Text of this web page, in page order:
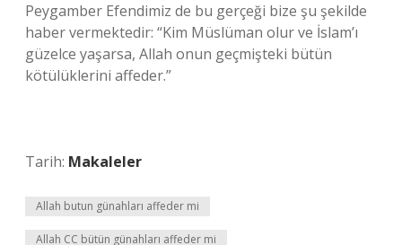
Peygamber Efendimiz de bu gerçeği bize şu şekilde
haber vermektedir: “Kim Müslüman olur ve İslam’ı
güzelce yaşarsa, Allah onun geçmişteki bütün
kötülüklerini affeder.”
Tarih: Makaleler
Allah butun günahları affeder mi
Allah CC bütün günahları affeder mi